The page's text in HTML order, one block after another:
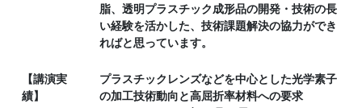
脂、透明プラスチック成形品の開発・技術の長
い経験を活かした、技術課題解決の協力ができ
ればと思っています。
【講演実
績】
プラスチックレンズなどを中心とした光学素子
の加工技術動向と高屈折率材料への要求